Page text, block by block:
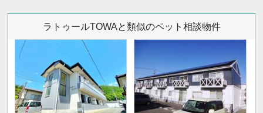
ラトゥールTOWAと類似のペット相談物件